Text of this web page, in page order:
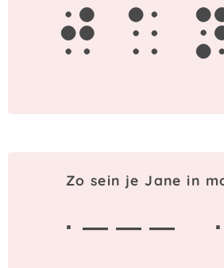
j a
Zo sein je Jane in
· — — —